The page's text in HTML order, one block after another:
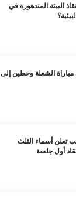
البيئة المتدهورة في
مباراة الشعلة وحطين إلى
تعلن أسماء الثلث
أول جلسة